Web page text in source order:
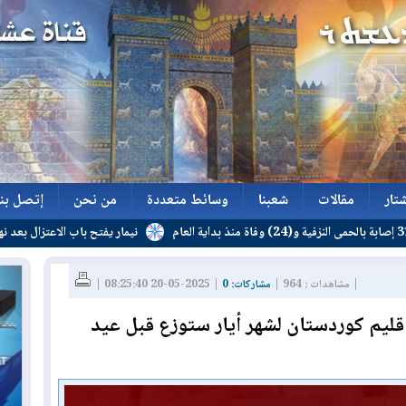
مقالات
مقالات
شعبنا
شعبنا
وسائط متعددة
وسائط متعددة
من نحن
من نحن
إتصل
إتصل
نيمار يفتح باب الاعتزال بعد نهاية عقده
| مشاهدات : 964 | مشاركات: 0
كوردستان لشهر أيار ستوزع قبل عيد